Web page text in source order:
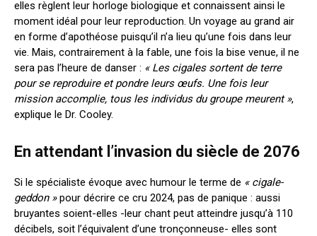
elles règlent leur horloge biologique et connaissent ainsi le
moment idéal pour leur reproduction. Un voyage au grand air
en forme d’apothéose puisqu’il n’a lieu qu’une fois dans leur
vie. Mais, contrairement à la fable, une fois la bise venue, il ne
sera pas l’heure de danser : « Les cigales sortent de terre
pour se reproduire et pondre leurs œufs. Une fois leur
mission accomplie, tous les individus du groupe meurent »,
explique le Dr. Cooley.
En attendant l’invasion du siècle de 2076
Si le spécialiste évoque avec humour le terme de « cigale-
geddon »pour décrire ce cru 2024, pas de panique : aussi
bruyantes soient-elles -leur chant peut atteindre jusqu’à 110
décibels, soit l’équivalent d’une tronçonneuse- elles sont